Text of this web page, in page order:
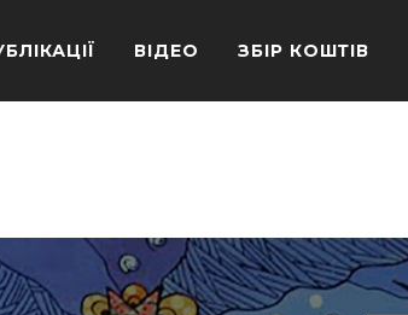
ВІДЕО ЗБІР КОШТІВ